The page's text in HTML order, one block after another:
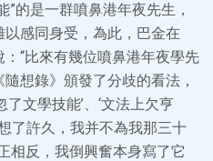
”的是一群噴鼻港年夜先生，
感同身受，為此，巴金在
：“比來有幾位噴鼻港年夜學先
想錄》頒發了分歧的看法，
文學技能’、‘文法上欠亨
了許久，我并不為我那三十
相反，我倒興奮本身寫了它